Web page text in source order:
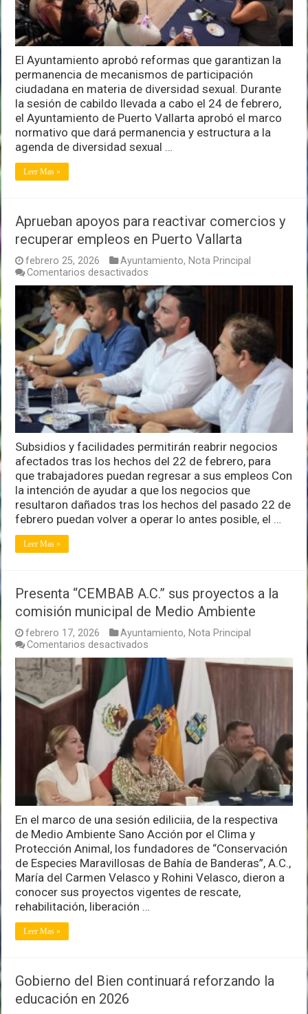
Vallarta
El Ayuntamiento aprobó reformas que garantizan la
permanencia de mecanismos de participación
ciudadana en materia de diversidad sexual. Durante
la sesión de cabildo llevada a cabo el 24 de febrero,
el Ayuntamiento de Puerto Vallarta aprobó el marco
normativo que dará permanencia y estructura a la
agenda de diversidad sexual …
Leer Mas »
Aprueban apoyos para reactivar comercios y
recuperar empleos en Puerto Vallarta
febrero 25, 2026 Ayuntamiento, Nota Principal
Comentarios desactivados
Aprueban
apoyos
para
reactivar
comercios
y
recuperar
empleos
Vallarta
Subsidios y facilidades permitirán reabrir negocios
afectados tras los hechos del 22 de febrero, para
que trabajadores puedan regresar a sus empleos Con
la intención de ayudar a que los negocios que
resultaron dañados tras los hechos del pasado 22 de
febrero puedan volver a operar lo antes posible, el …
Leer Mas »
Presenta “CEMBAB A.C.” sus proyectos a la
comisión municipal de Medio Ambiente
febrero 17, 2026 Ayuntamiento, Nota Principal
Comentarios desactivados
Presenta
“CEMBAB
A.C.”
proyectos
a
la
comisión
municipal
de
Medio
Ambiente
En el marco de una sesión ediliciia, de la respectiva
de Medio Ambiente Sano Acción por el Clima y
Protección Animal, los fundadores de “Conservación
de Especies Maravillosas de Bahía de Banderas”, A.C.,
María del Carmen Velasco y Rohini Velasco, dieron a
conocer sus proyectos vigentes de rescate,
rehabilitación, liberación …
Leer Mas »
Gobierno del Bien continuará reforzando la
educación en 2026